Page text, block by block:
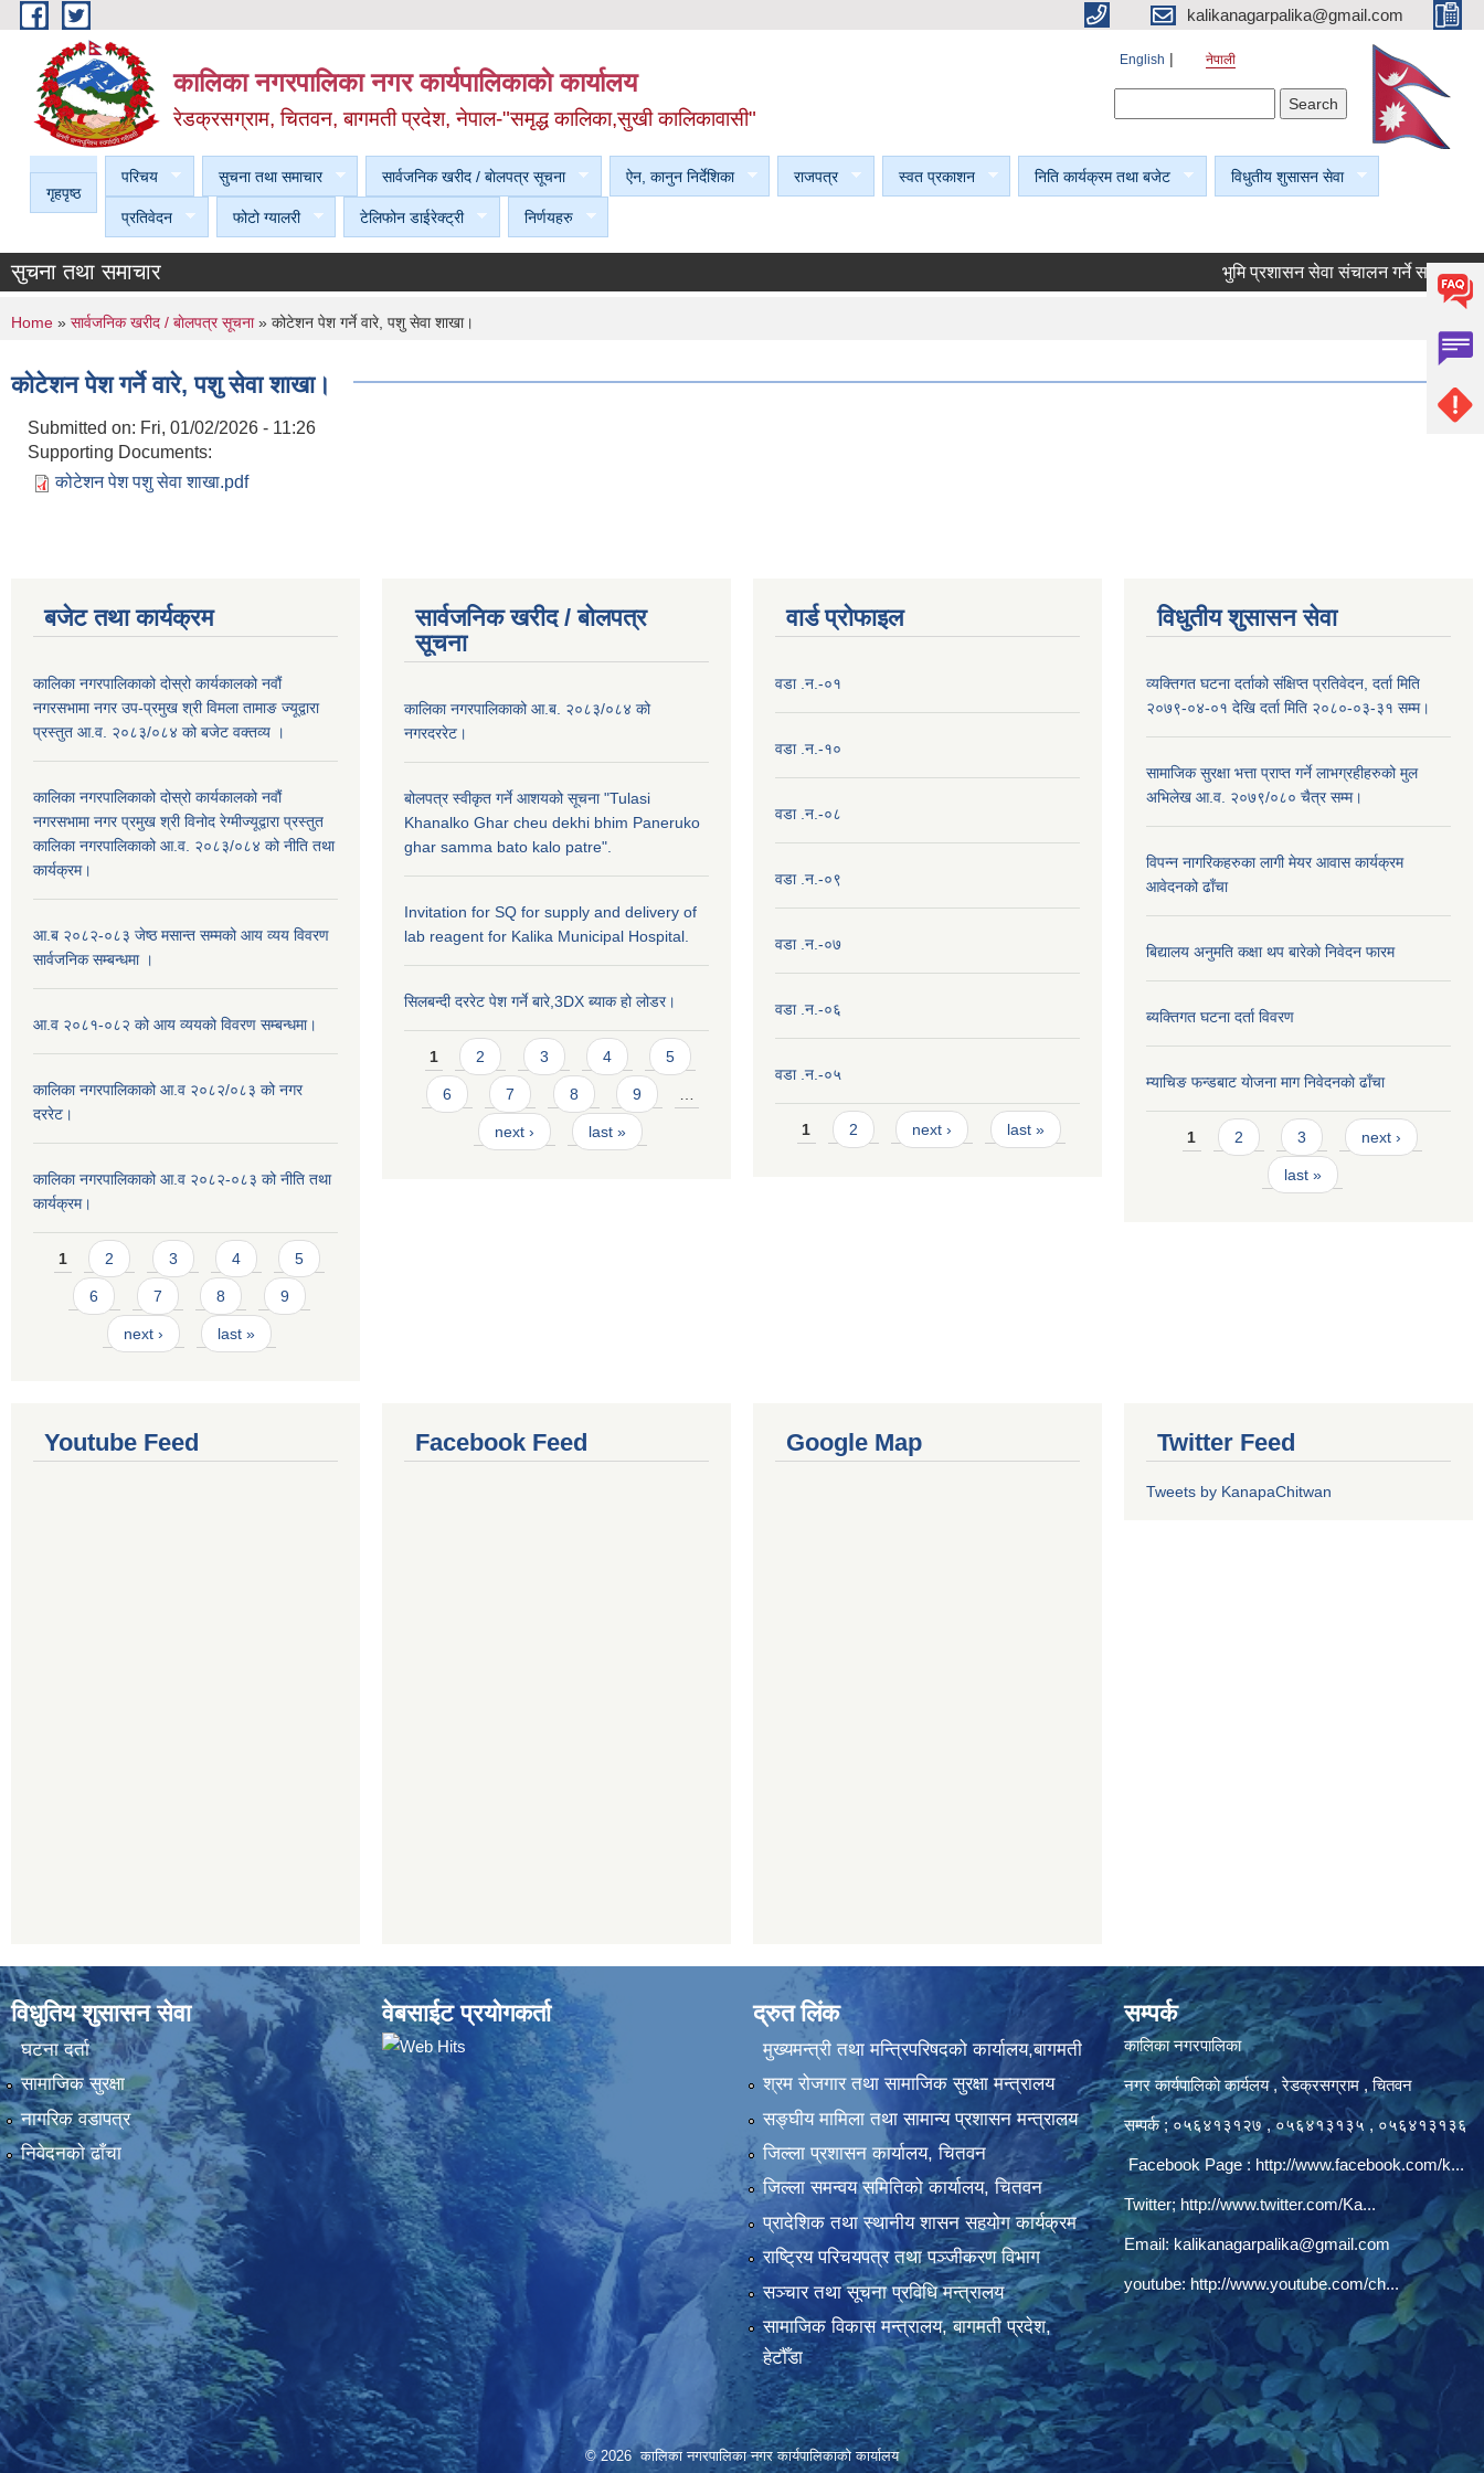
Skip to main content kalikanagarpalika@gmail.com
कालिका नगरपालिका नगर कार्यपालिकाकाे कार्यालय
रेडक्रसग्राम, चितवन, बागमती प्रदेश, नेपाल-"समृद्ध कालिका,सुखी कालिकावासी"
English नेपाली
गृहपृष्ठ
परिचय सुचना तथा समाचार सार्वजनिक खरीद / बाेलपत्र सूचना ऐन, कानुन निर्देशिका राजपत्र स्वत प्रकाशन निति कार्यक्रम तथा बजेट विधुतीय शुसासन सेवा
प्रतिवेदन फोटो ग्यालरी टेलिफोन डाईरेक्ट्री निर्णयहरु
सुचना तथा समाचार भुमि प्रशासन सेवा संचालन गर्ने सम्बन्धी सूचना।
You are here
Home » सार्वजनिक खरीद / बाेलपत्र सूचना» कोटेशन पेश गर्ने वारे, पशु सेवा शाखा।
कोटेशन पेश गर्ने वारे, पशु सेवा शाखा।
Submitted on: Fri, 01/02/2026 - 11:26
Supporting Documents:
कोटेशन पेश पशु सेवा शाखा.pdf
बजेट तथा कार्यक्रम
कालिका नगरपालिकाको दोस्रो कार्यकालको नवौं
नगरसभामा नगर उप-प्रमुख श्री विमला तामाङ ज्यूद्वारा
प्रस्तुत आ.व. २०८३/०८४ को बजेट वक्तव्य ।
कालिका नगरपालिकाको दोस्रो कार्यकालको नवौं
नगरसभामा नगर प्रमुख श्री विनोद रेग्मीज्यूद्वारा प्रस्तुत
कालिका नगरपालिकाको आ.व. २०८३/०८४ को नीति तथा
कार्यक्रम।
आ.ब २०८२-०८३ जेष्ठ मसान्त सम्मको आय व्यय विवरण
सार्वजनिक सम्बन्धमा ।
आ.व २०८१-०८२ को आय व्ययको विवरण सम्बन्धमा।
कालिका नगरपालिकाको आ.व २०८२/०८३ को नगर
दररेट।
कालिका नगरपालिकाको आ.व २०८२-०८३ को नीति तथा
कार्यक्रम।
Pages
1 2 3 4 5
6 7 8 9
next › last »
सार्वजनिक खरीद / बाेलपत्र
सूचना
कालिका नगरपालिकाको आ.ब. २०८३/०८४ को
नगरदररेट।
बोलपत्र स्वीकृत गर्ने आशयको सूचना "Tulasi
Khanalko Ghar cheu dekhi bhim Paneruko
ghar samma bato kalo patre".
Invitation for SQ for supply and delivery of
lab reagent for Kalika Municipal Hospital.
सिलबन्दी दररेट पेश गर्ने बारे,3DX ब्याक हो लोडर।
Pages
1 2 3 4 5
6 7 8 9
next › last »
वार्ड प्राेफाइल
वडा .न.-०१
वडा .न.-१०
वडा .न.-०८
वडा .न.-०९
वडा .न.-०७
वडा .न.-०६
वडा .न.-०५
Pages
1 2 next › last »
विधुतीय शुसासन सेवा
व्यक्तिगत घटना दर्ताको संक्षिप्त प्रतिवेदन, दर्ता मिति
२०७९-०४-०१ देखि दर्ता मिति २०८०-०३-३१ सम्म।
सामाजिक सुरक्षा भत्ता प्राप्त गर्ने लाभग्रहीहरुको मुल
अभिलेख आ.व. २०७९/०८० चैत्र सम्म।
विपन्न नागरिकहरुका लागी मेयर आवास कार्यक्रम
आवेदनको ढाँचा
बिद्यालय अनुमति कक्षा थप बारेकाे निवेदन फारम
ब्यक्तिगत घटना दर्ता विवरण
म्याचिङ फन्डबाट याेजना माग निवेदनकाे ढाँचा
Pages
1 2 3 next ›
last »
Youtube Feed Facebook Feed Google Map Twitter Feed
Tweets by KanapaChitwan
विधुतिय शुसासन सेवा
घटना दर्ता
सामाजिक सुरक्षा
नागरिक वडापत्र
निवेदनकाे ढाँचा
वेबसाईट प्रयोगकर्ता द्रुत लिंक
मुख्यमन्त्री तथा मन्त्रिपरिषदको कार्यालय,बागमती
श्रम रोजगार तथा सामाजिक सुरक्षा मन्त्रालय
सङ्‍घीय मामिला तथा सामान्य प्रशासन मन्त्रालय
जिल्ला प्रशासन कार्यालय, चितवन
जिल्ला समन्वय समितिको कार्यालय, चितवन
प्रादेशिक तथा स्थानीय शासन सहयोग कार्यक्रम
राष्ट्रिय परिचयपत्र तथा पञ्‍जीकरण विभाग
सञ्‍चार तथा सूचना प्रविधि मन्त्रालय
सामाजिक विकास मन्त्रालय, बागमती प्रदेश,
हेटौँडा
सम्पर्क
कालिका नगरपालिका
नगर कार्यपालिकाे कार्यलय‍ , रेडक्रसग्राम , चितवन
सम्पर्क ; ०५६४१३१२७ , ०५६४१३१३५ , ०५६४१३१३६
Facebook Page : http://www.facebook.com/k...
Twitter; http://www.twitter.com/Ka...
Email:kalikanagarpalika@gmail.com
youtube: http://www.youtube.com/ch...
© 2026 कालिका नगरपालिका नगर कार्यपालिकाकाे कार्यालय